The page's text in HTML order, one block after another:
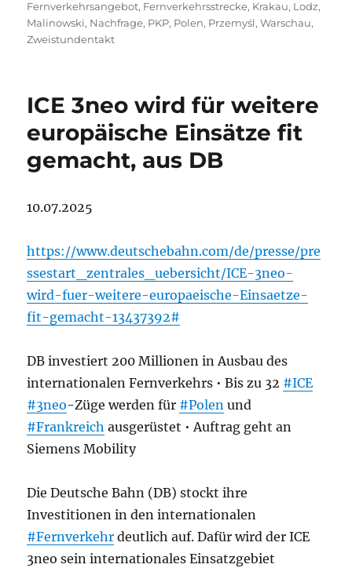
Fernverkehrsangebot, Fernverkehrsstrecke, Krakau, Lodz,
Malinowski, Nachfrage, PKP, Polen, Przemyśl,Warschau,
Zweistundentakt
ICE 3neo wird für weitere
europäische Einsätze fit
gemacht, aus DB
10.07.2025
https://www.deutschebahn.com/de/presse/pre
ssestart_zentrales_uebersicht/ICE-3neo-
wird-fuer-weitere-europaeische-Einsaetze-
fit-gemacht-13437392#
DB investiert 200 Millionen in Ausbau des
internationalen Fernverkehrs • Bis zu 32 #ICE
#3neo-Züge werden für #Polen und
#Frankreich ausgerüstet • Auftrag geht an
Siemens Mobility
Die Deutsche Bahn (DB) stockt ihre
Investitionen in den internationalen
#Fernverkehr deutlich auf. Dafür wird der ICE
3neo sein internationales Einsatzgebiet